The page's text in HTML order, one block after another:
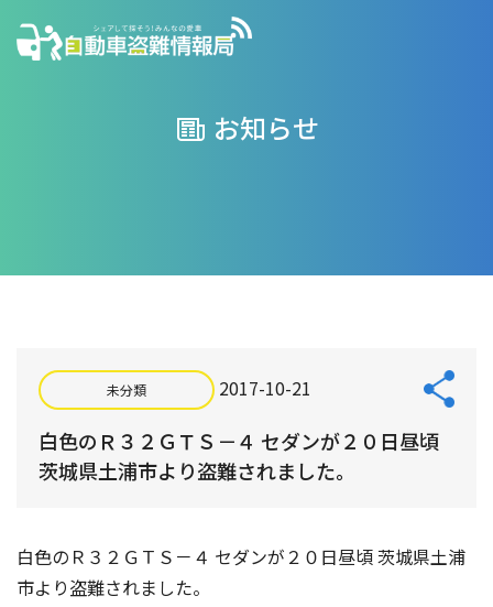
お知らせ
未分類 2017-10-21
白色のＲ３２ＧＴＳ－４ セダンが２０日昼頃
茨城県土浦市より盗難されました。
白色のＲ３２ＧＴＳ－４ セダンが２０日昼頃 茨城県土浦
市より盗難されました。